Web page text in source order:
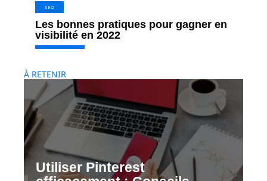
SEO
Les bonnes pratiques pour gagner en
visibilité en 2022
À RETENIR
Utiliser Pinterest